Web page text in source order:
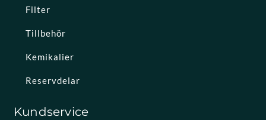
Filter
Tillbehör
Kemikalier
Reservdelar
Kundservice